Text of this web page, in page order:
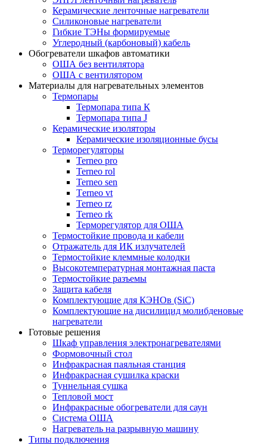
Керамические ленточные нагреватели
Силиконовые нагреватели
Гибкие ТЭНы формируемые
Углеродный (карбоновый) кабель
Обогреватели шкафов автоматики
ОША без вентилятора
ОША с вентилятором
Материалы для нагревательных элементов
Термопары
Термопара типа К
Термопара типа J
Керамические изоляторы
Керамические изоляционные бусы
Терморегуляторы
Terneo pro
Terneo rol
Terneo sen
Тerneo vt
Terneo rz
Terneo rk
Терморегулятор для ОША
Термостойкие провода и кабели
Отражатель для ИК излучателей
Термостойкие клеммные колодки
Высокотемпературная монтажная паста
Термостойкие разъемы
Защита кабеля
Комплектующие для КЭНОв (SiC)
Комплектующие на дисилицид молибденовые
нагреватели
Готовые решения
Шкаф управления электронагревателями
Формовочный стол
Инфракрасная паяльная станция
Инфракрасная сушилка краски
Туннельная сушка
Тепловой мост
Инфракрасные обогреватели для саун
Система ОША
Нагреватель на разрывную машину
Типы подключения